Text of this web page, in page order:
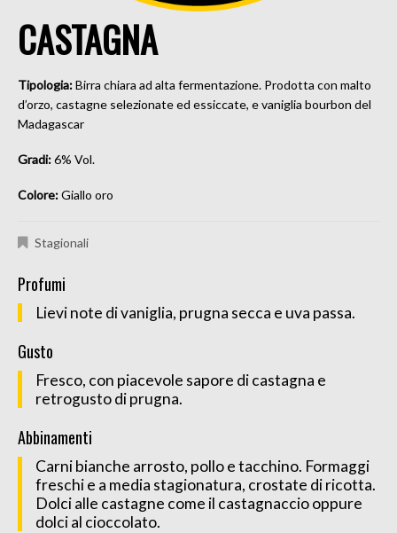
CASTAGNA
Tipologia:Birra chiara ad alta fermentazione. Prodotta con malto
d’orzo, castagne selezionate ed essiccate, e vaniglia bourbon del
Madagascar
Gradi:6% Vol.
Colore:Giallo oro
Stagionali
Profumi
Lievi note di vaniglia, prugna secca e uva passa.
Gusto
Fresco, con piacevole sapore di castagna e
retrogusto di prugna.
Abbinamenti
Carni bianche arrosto, pollo e tacchino. Formaggi
freschi e a media stagionatura, crostate di ricotta.
Dolci alle castagne come il castagnaccio oppure
dolci al cioccolato.